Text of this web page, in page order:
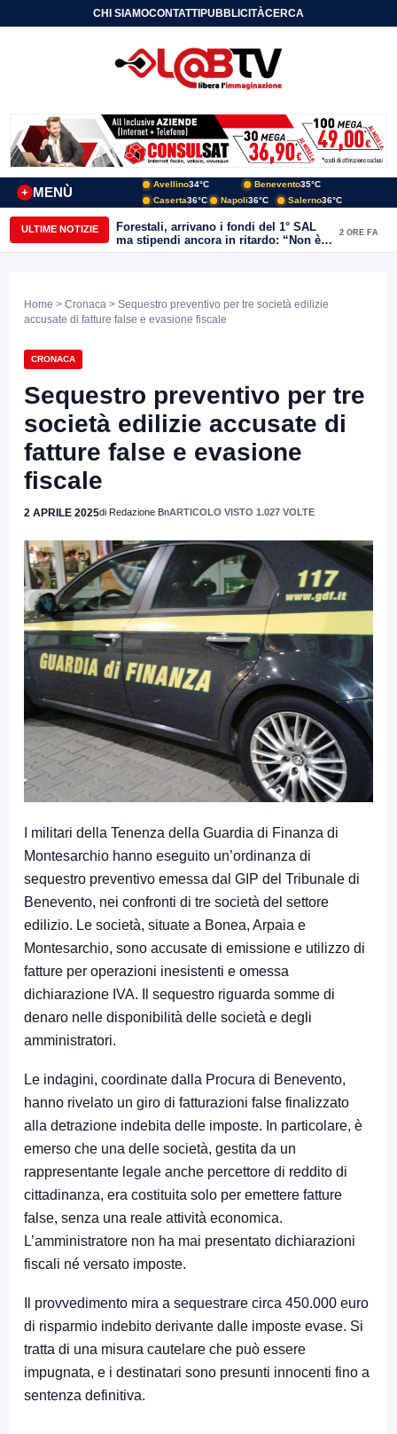
CHI SIAMOCONTATTIPUBBLICITÀCERCA
MENÙ
+
Avellino34°C Benevento35°C
Caserta36°C Napoli36°C Salerno36°C
ULTIME NOTIZIE
Forestali, arrivano i fondi del 1° SAL
ma stipendi ancora in ritardo: “Non è
più sostenibile”
2 ORE FA
Home > Cronaca > Sequestro preventivo per tre società edilizie
accusate di fatture false e evasione fiscale
CRONACA
Sequestro preventivo per tre
società edilizie accusate di
fatture false e evasione
fiscale
2 APRILE 2025di Redazione BnARTICOLO VISTO 1.027 VOLTE
I militari della Tenenza della Guardia di Finanza di
Montesarchio hanno eseguito un’ordinanza di
sequestro preventivo emessa dal GIP del Tribunale di
Benevento, nei confronti di tre società del settore
edilizio. Le società, situate a Bonea, Arpaia e
Montesarchio, sono accusate di emissione e utilizzo di
fatture per operazioni inesistenti e omessa
dichiarazione IVA. Il sequestro riguarda somme di
denaro nelle disponibilità delle società e degli
amministratori.
Le indagini, coordinate dalla Procura di Benevento,
hanno rivelato un giro di fatturazioni false finalizzato
alla detrazione indebita delle imposte. In particolare, è
emerso che una delle società, gestita da un
rappresentante legale anche percettore di reddito di
cittadinanza, era costituita solo per emettere fatture
false, senza una reale attività economica.
L’amministratore non ha mai presentato dichiarazioni
fiscali né versato imposte.
Il provvedimento mira a sequestrare circa 450.000 euro
di risparmio indebito derivante dalle imposte evase. Si
tratta di una misura cautelare che può essere
impugnata, e i destinatari sono presunti innocenti fino a
sentenza definitiva.